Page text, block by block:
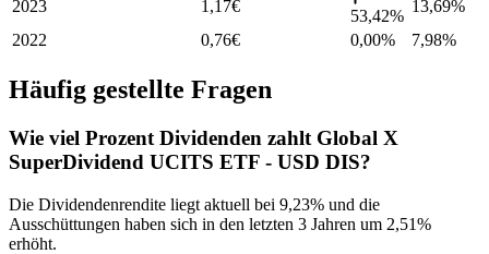
2023 1,17€
53,42%
13,69%
2022
0,76€ 0,00% 7,98%
Häufig gestellte Fragen
Wie viel Prozent Dividenden zahlt Global X
SuperDividend UCITS ETF - USD DIS?
Die Dividendenrendite liegt aktuell bei 9,23% und die
Ausschüttungen haben sich in den letzten 3 Jahren um 2,51%
erhöht.